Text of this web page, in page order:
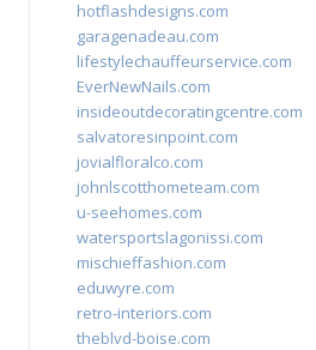
hotflashdesigns.com
garagenadeau.com
lifestylechauffeurservice.com
EverNewNails.com
insideoutdecoratingcentre.com
salvatoresinpoint.com
jovialfloralco.com
johnlscotthometeam.com
u-seehomes.com
watersportslagonissi.com
mischieffashion.com
eduwyre.com
retro-interiors.com
theblvd-boise.com